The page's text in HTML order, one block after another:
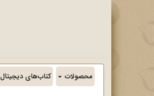
محصولات کتاب‌های دیجیتال